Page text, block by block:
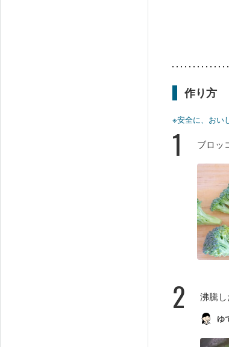
作り方
※安全に、おい
1 ブロッ
2 沸騰
ゆ